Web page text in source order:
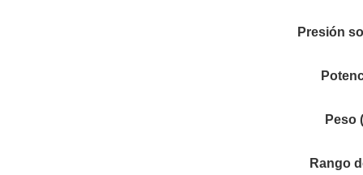
Presión
Peso
Rango